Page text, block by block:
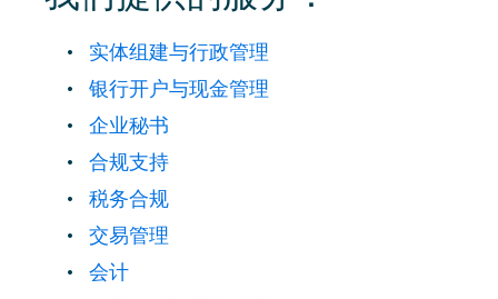
实体组建与行政管理
银行开户与现金管理
企业秘书
合规支持
税务合规
交易管理
会计